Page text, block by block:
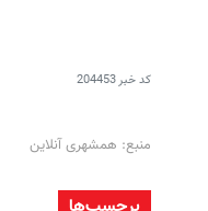
کد خبر204453
منبع: همشهری آنلاین